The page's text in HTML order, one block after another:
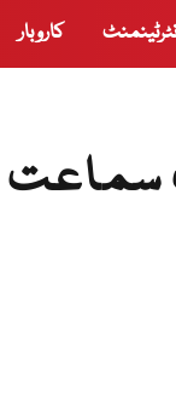
کاروبار
سماعت